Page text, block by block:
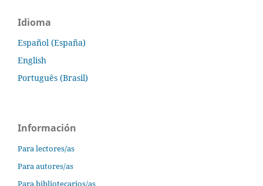
Idioma
Español (España)
English
Português (Brasil)
Información
Para lectores/as
Para autores/as
Para bibliotecarios/as